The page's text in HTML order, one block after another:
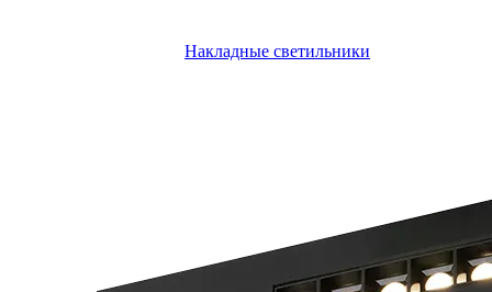
Накладные светильники